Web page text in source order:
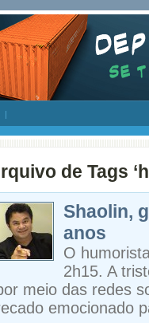
de Tags
Shaolin,
anos
O
2h15. A
meio das redes
emocionado